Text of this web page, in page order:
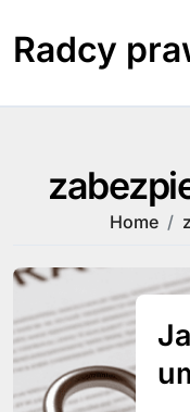
content
Radcy
Home